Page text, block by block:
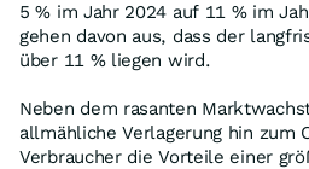
5 % im Jahr 2024 auf 11 % im
gehen davon aus, dass der
über 11 % liegen wird.
Neben dem rasanten
allmähliche Verlagerung hin zum
Verbraucher die Vorteile einer